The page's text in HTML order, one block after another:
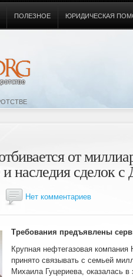
ПОЛЕЗНОЕ ЮРИДИЧЕСКАЯ
от
сделок с
Нет комментариев
Требования предъявлены
Крупная нефтегазовая
принято связывать с семьей
Михаила Гуцериева, оказалась